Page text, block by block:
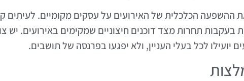
ההשפעה הכלכלית של האירועים על עסקים מקומיים. לעיתים
בעקבות תחרות מצד דוכנים חיצוניים שמקימים באירועים. יש
יועילו לכל בעלי העניין, ולא יפגעו בפרנסה של תושבים.